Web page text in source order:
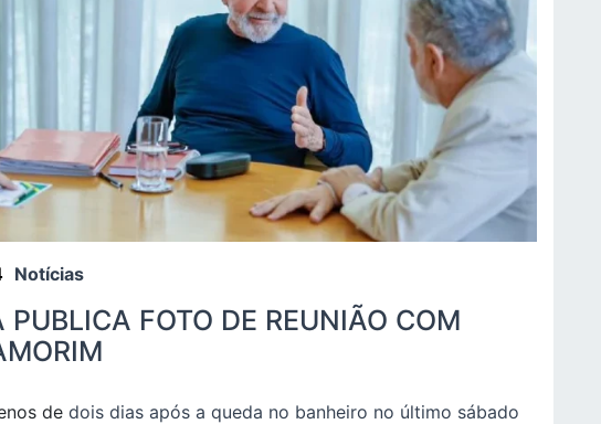
Notícias
FOTO DE REUNIÃO COM
de dois dias após a queda no banheiro no último sábado